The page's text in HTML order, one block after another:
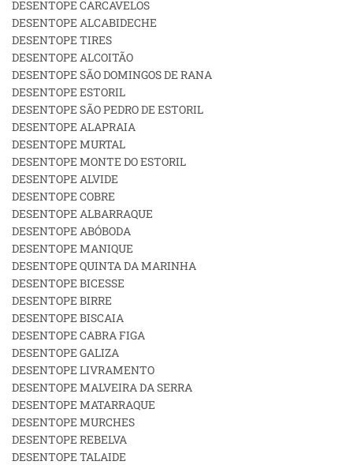
DESENTOPE CARCAVELOS
DESENTOPE ALCABIDECHE
DESENTOPE TIRES
DESENTOPE ALCOITÃO
DESENTOPE SÃO DOMINGOS DE RANA
DESENTOPE ESTORIL
DESENTOPE SÃO PEDRO DE ESTORIL
DESENTOPE ALAPRAIA
DESENTOPE MURTAL
DESENTOPE MONTE DO ESTORIL
DESENTOPE ALVIDE
DESENTOPE COBRE
DESENTOPE ALBARRAQUE
DESENTOPE ABÓBODA
DESENTOPE MANIQUE
DESENTOPE QUINTA DA MARINHA
DESENTOPE BICESSE
DESENTOPE BIRRE
DESENTOPE BISCAIA
DESENTOPE CABRA FIGA
DESENTOPE GALIZA
DESENTOPE LIVRAMENTO
DESENTOPE MALVEIRA DA SERRA
DESENTOPE MATARRAQUE
DESENTOPE MURCHES
DESENTOPE REBELVA
DESENTOPE TALAIDE